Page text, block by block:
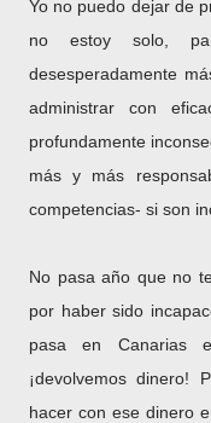
Yo no puedo dejar de
no estoy solo,
desesperadamente
administrar con
profundamente
más y más
competencias- si son
No pasa año que no
por haber sido
pasa en Canarias
¡devolvemos dinero!
hacer con ese dinero